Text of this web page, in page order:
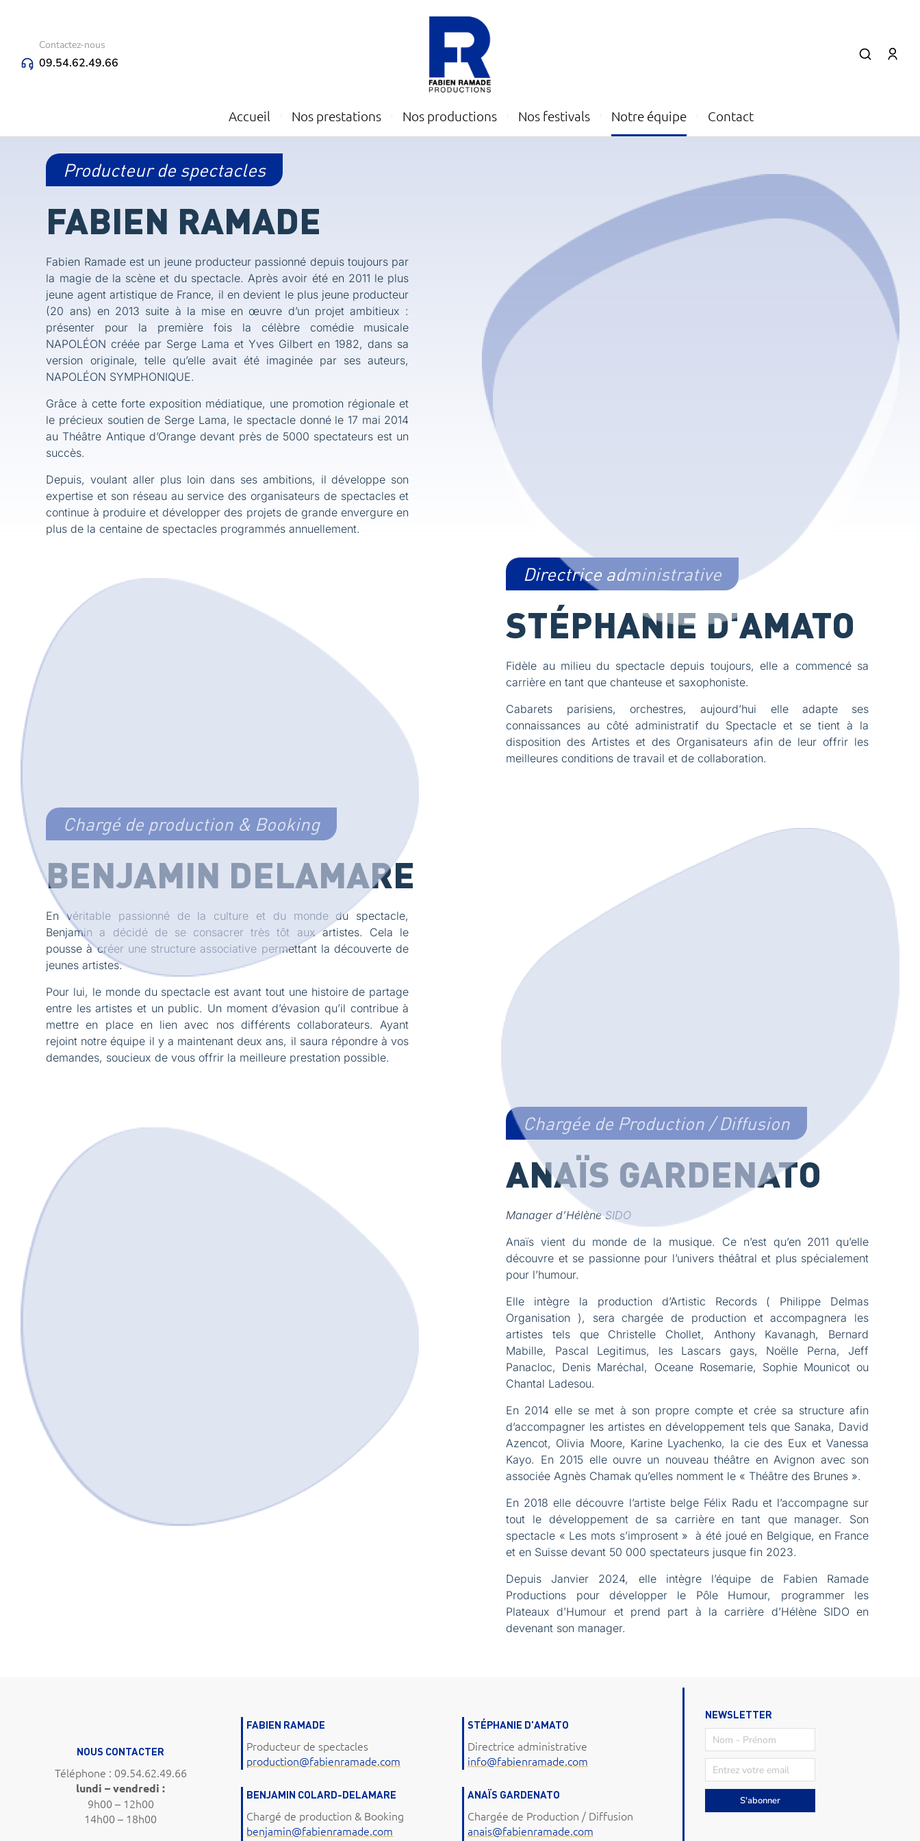
Contactez-nous
09.54.62.49.66
Accueil Nos prestations Nos productions Nos festivals Notre équipe Contact
Producteur de spectacles
FABIEN RAMADE
Fabien Ramade est un jeune producteur passionné depuis toujours par
la magie de la scène et du spectacle. Après avoir été en 2011 le plus
jeune agent artistique de France, il en devient le plus jeune producteur
(20 ans) en 2013 suite à la mise en œuvre d’un projet ambitieux :
présenter pour la première fois la célèbre comédie musicale
NAPOLÉON créée par Serge Lama et Yves Gilbert en 1982, dans sa
version originale, telle qu’elle avait été imaginée par ses auteurs,
NAPOLÉON SYMPHONIQUE.
Grâce à cette forte exposition médiatique, une promotion régionale et
le précieux soutien de Serge Lama, le spectacle donné le 17 mai 2014
au Théâtre Antique d’Orange devant près de 5000 spectateurs est un
succès.
Depuis, voulant aller plus loin dans ses ambitions, il développe son
expertise et son réseau au service des organisateurs de spectacles et
continue à produire et développer des projets de grande envergure en
plus de la centaine de spectacles programmés annuellement.
Directrice administrative
STÉPHANIE D'AMATO
Fidèle au milieu du spectacle depuis toujours, elle a commencé sa
carrière en tant que chanteuse et saxophoniste.
Cabarets parisiens, orchestres, aujourd’hui elle adapte ses
connaissances au côté administratif du Spectacle et se tient à la
disposition des Artistes et des Organisateurs afin de leur offrir les
meilleures conditions de travail et de collaboration.
Chargé de production & Booking
BENJAMIN DELAMARE
En véritable passionné de la culture et du monde du spectacle,
Benjamin a décidé de se consacrer très tôt aux artistes. Cela le
pousse à créer une structure associative permettant la découverte de
jeunes artistes.
Pour lui, le monde du spectacle est avant tout une histoire de partage
entre les artistes et un public. Un moment d’évasion qu’il contribue à
mettre en place en lien avec nos différents collaborateurs. Ayant
rejoint notre équipe il y a maintenant deux ans, il saura répondre à vos
demandes, soucieux de vous offrir la meilleure prestation possible.
Chargée de Production / Diffusion
ANAÏS GARDENATO
Manager d’Hélène SIDO
Anaïs vient du monde de la musique. Ce n’est qu’en 2011 qu’elle
découvre et se passionne pour l’univers théâtral et plus spécialement
pour l’humour.
Elle intègre la production d’Artistic Records ( Philippe Delmas
Organisation ), sera chargée de production et accompagnera les
artistes tels que Christelle Chollet, Anthony Kavanagh, Bernard
Mabille, Pascal Legitimus, les Lascars gays, Noëlle Perna, Jeff
Panacloc, Denis Maréchal, Oceane Rosemarie, Sophie Mounicot ou
Chantal Ladesou.
En 2014 elle se met à son propre compte et crée sa structure afin
d’accompagner les artistes en développement tels que Sanaka, David
Azencot, Olivia Moore, Karine Lyachenko, la cie des Eux et Vanessa
Kayo. En 2015 elle ouvre un nouveau théâtre en Avignon avec son
associée Agnès Chamak qu’elles nomment le « Théâtre des Brunes ».
En 2018 elle découvre l’artiste belge Félix Radu et l’accompagne sur
tout le développement de sa carrière en tant que manager. Son
spectacle « Les mots s’improsent » à été joué en Belgique, en France
et en Suisse devant 50 000 spectateurs jusque fin 2023.
Depuis Janvier 2024, elle intègre l’équipe de Fabien Ramade
Productions pour développer le Pôle Humour, programmer les
Plateaux d’Humour et prend part à la carrière d’Hélène SIDO en
devenant son manager.
NOUS CONTACTER
Téléphone : 09.54.62.49.66
lundi – vendredi :
9h00 – 12h00
14h00 – 18h00
FABIEN RAMADE
Producteur de spectacles
production@fabienramade.com
BENJAMIN COLARD-DELAMARE
Chargé de production & Booking
benjamin@fabienramade.com
STÉPHANIE D'AMATO
Directrice administrative
info@fabienramade.com
ANAÏS GARDENATO
Chargée de Production / Diffusion
anais@fabienramade.com
NEWSLETTER
S'abonner